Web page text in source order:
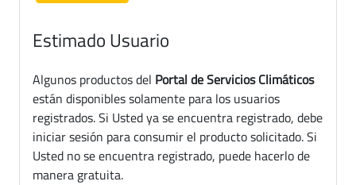
Estimado Usuario
Algunos productos del Portal de Servicios Climáticos
están disponibles solamente para los usuarios
registrados. Si Usted ya se encuentra registrado, debe
iniciar sesión para consumir el producto solicitado. Si
Usted no se encuentra registrado, puede hacerlo de
manera gratuita.